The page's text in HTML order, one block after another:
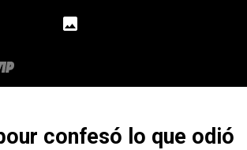
confesó lo que odió